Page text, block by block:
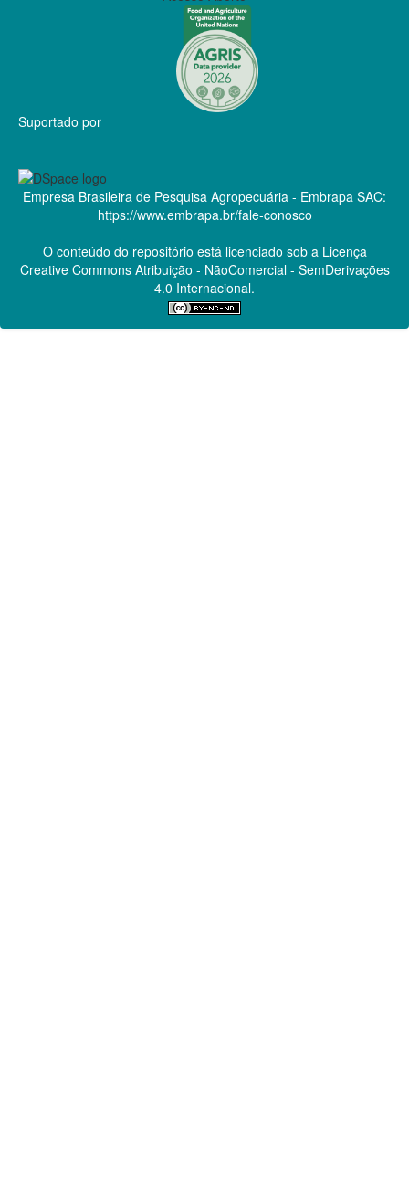
Suportado por
Empresa Brasileira de Pesquisa Agropecuária - Embrapa SAC:
https://www.embrapa.br/fale-conosco
O conteúdo do repositório está licenciado sob a Licença
Creative CommonsAtribuição - NãoComercial - SemDerivações
4.0 Internacional.